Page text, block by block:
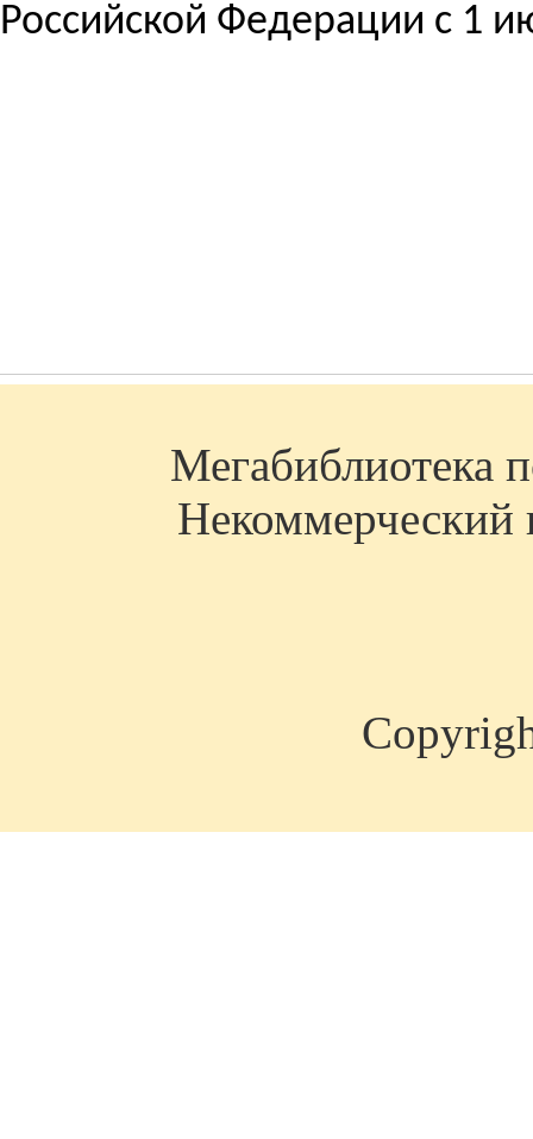
Российской Федерации с 1
Мегабиблиотека
Некоммерческий